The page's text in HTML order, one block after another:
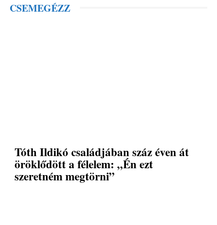
CSEMEGÉZZ
Tóth Ildikó családjában száz éven át
öröklődött a félelem: „Én ezt
szeretném megtörni”